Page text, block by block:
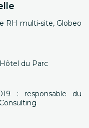
RH multi-site, Globeo
du Parc
: responsable du